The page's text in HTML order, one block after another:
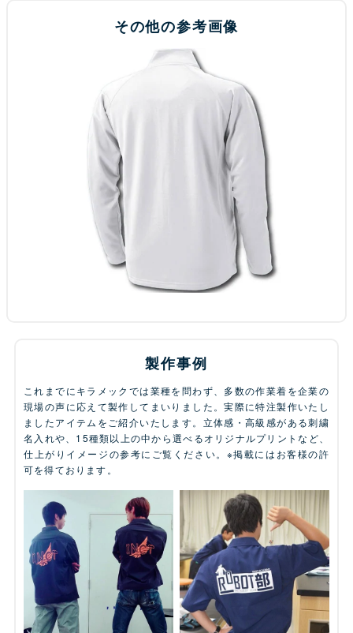
その他の参考画像
製作事例
これまでにキラメックでは業種を問わず、多数の作業着を企業の
現場の声に応えて製作してまいりました。実際に特注製作いたし
ましたアイテムをご紹介いたします。立体感・高級感がある刺繍
名入れや、15種類以上の中から選べるオリジナルプリントなど、
仕上がりイメージの参考にご覧ください。※掲載にはお客様の許
可を得ております。